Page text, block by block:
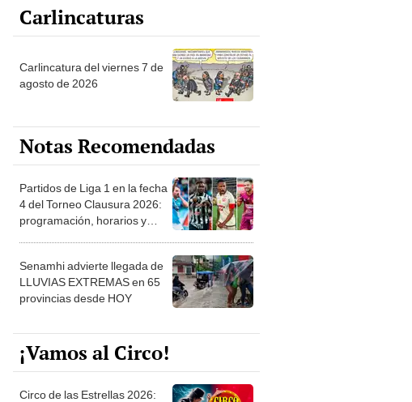
Carlincaturas
Carlincatura del viernes 7 de
agosto de 2026
Notas Recomendadas
Partidos de Liga 1 en la fecha
4 del Torneo Clausura 2026:
programación, horarios y
Senamhi advierte llegada de
LLUVIAS EXTREMAS en 65
provincias desde HOY
¡Vamos al Circo!
Circo de las Estrellas 2026: